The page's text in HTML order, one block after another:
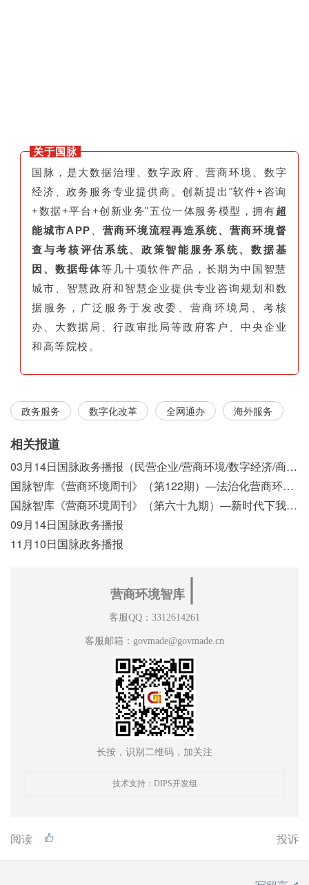
关于国脉
国脉，是大数据治理、数字政府、营商环境、数字
经济、政务服务专业提供商。创新提出"软件+咨询
+数据+平台+创新业务"五位一体服务模型，拥有超
能城市APP
营商环境流程再造系统、营商环境督
查与考核评估系统、政策智能服务系统、数据基
因、数据母体等几十项软件产品，长期为中国智慧
城市、智慧政府和智慧企业提供专业咨询规划和数
据服务，广泛服务于发改委、营商环境局、考核
办、大数据局、行政审批局等政府客户、中央企业
和高等院校。
政务服务 数字化改革 全网通办 海外服务
相关报道
03月14日国脉政务播报（民营企业/营商环境/数字经济/商事制度改革）
国脉智库《营商环境周刊》（第122期）—法治化营商环境视域下我国行政执法公示制度浅析
国脉智库《营商环境周刊》（第六十九期）—新时代下我国营商环境标准体系构建初探
09月14日国脉政务播报
11月10日国脉政务播报
营商环境智库
客服QQ：3312614261
客服邮箱：govmade@govmade.cn
长按，识别二维码，加关注
技术支持：DIPS开发组
阅读 投诉